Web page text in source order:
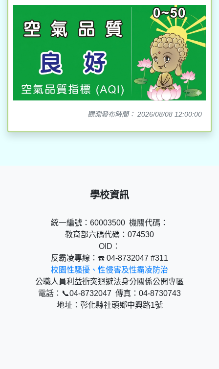
觀測發布時間： 2026/08/08 12:00:00
學校資訊
統一編號：60003500 機關代碼：
教育部六碼代碼：074530
OID：
反霸凌專線：☎️ 04-8732047 #311
校園性騷擾、性侵害及性霸凌防治
公職人員利益衝突迴避法身分關係公開專區
電話：📞04-8732047 傳真：04-8730743
地址：彰化縣社頭鄉中興路1號